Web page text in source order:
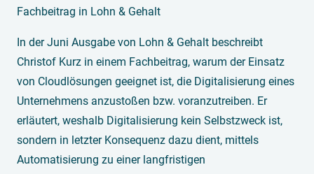
Fachbeitrag in Lohn & Gehalt
In der Juni Ausgabe von Lohn & Gehalt beschreibt
Christof Kurz in einem Fachbeitrag, warum der Einsatz
von Cloudlösungen geeignet ist, die Digitalisierung eines
Unternehmens anzustoßen bzw. voranzutreiben. Er
erläutert, weshalb Digitalisierung kein Selbstzweck ist,
sondern in letzter Konsequenz dazu dient, mittels
Automatisierung zu einer langfristigen